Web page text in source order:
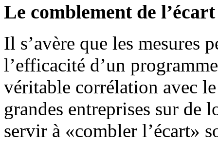
Le comblement de l’écart
Il s’avère que les mesures
l’efficacité d’un
véritable corrélation avec
grandes entreprises sur de
servir à «combler l’écart»